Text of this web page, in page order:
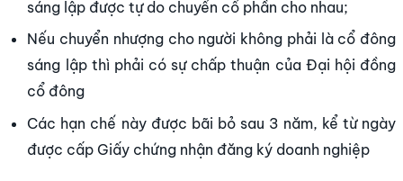
sáng lập được tự do chuyển cổ phần cho nhau;
Nếu chuyển nhượng cho người không phải là cổ đông
sáng lập thì phải có sự chấp thuận của Đại hội đồng
cổ đông
Các hạn chế này được bãi bỏ sau 3 năm, kể từ ngày
được cấp Giấy chứng nhận đăng ký doanh nghiệp